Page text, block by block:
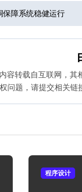
保障系统稳健运行
容转载自互联网，
问题，请提交相关链
程序设计